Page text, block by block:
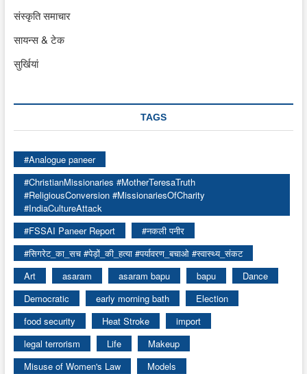
संस्कृति समाचार
सायन्स & टेक
सुर्खियां
TAGS
#Analogue paneer
#ChristianMissionaries #MotherTeresaTruth
#ReligiousConversion #MissionariesOfCharity
#IndiaCultureAttack
#FSSAI Paneer Report
#नकली पनीर
#सिगरेट_का_सच #पेड़ों_की_हत्या #पर्यावरण_बचाओ #स्वास्थ्य_संकट
Art
asaram asaram bapu bapu
Dance
Democratic
early morning bath
Election
food security
Heat Stroke
import
legal terrorism
Life
Makeup
Misuse of Women's Law
Models